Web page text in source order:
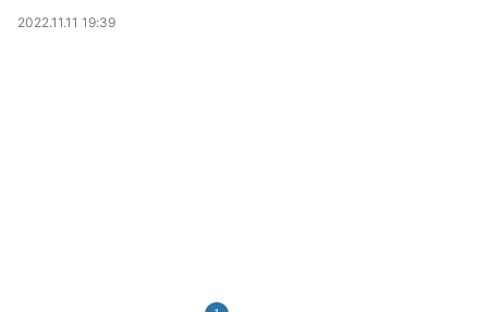
2022.11.11 19:39